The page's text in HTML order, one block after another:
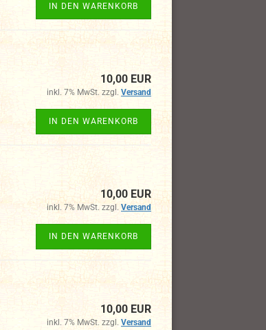
IN DEN WARENKORB
10,00 EUR
inkl. 7% MwSt. zzgl. Versand
IN DEN WARENKORB
10,00 EUR
inkl. 7% MwSt. zzgl. Versand
IN DEN WARENKORB
10,00 EUR
inkl. 7% MwSt. zzgl. Versand